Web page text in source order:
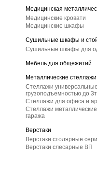
Медицинская
Медицинские кровати
Медицинские шкафы
Сушильные шкафы и
Сушильные шкафы для
Мебель для общежитий
Металлические стеллажи
Стеллажи
грузоподъемностью до
Стеллажи для офиса и
Стеллажи
гаража
Верстаки
Верстаки столярные
Верстаки слесарные ВП